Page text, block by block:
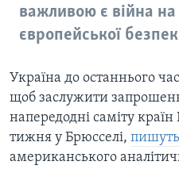
важливою є війна
європейської
Україна до останнього
щоб заслужити
напередодні саміту
тижня у Брюсселі, пишуть
американського